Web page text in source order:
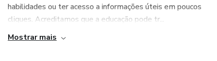
habilidades ou ter acesso a informações úteis em poucos
cliques. Acreditamos que a educação pode tr...
Mostrar mais